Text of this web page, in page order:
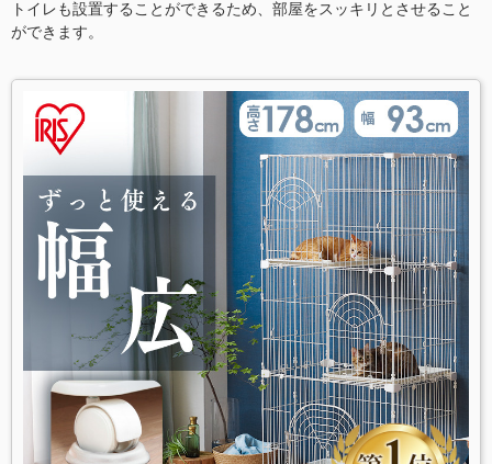
トイレも設置することができるため、部屋をスッキリとさせること
ができます。